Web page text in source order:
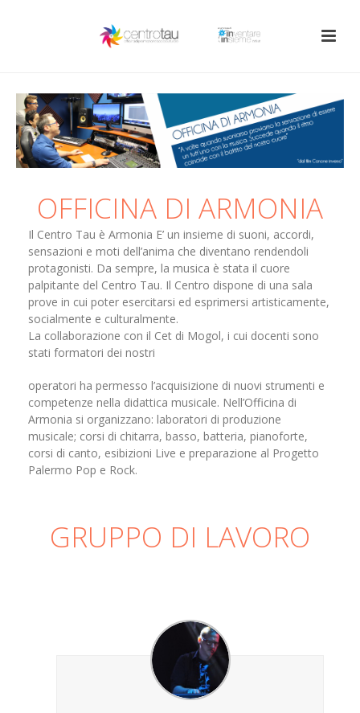
OFFICINA DI ARMONIA
Il Centro Tau è Armonia E’ un insieme di suoni, accordi,
sensazioni e moti dell’anima che diventano rendendoli
protagonisti. Da sempre, la musica è stata il cuore
palpitante del Centro Tau. Il Centro dispone di una sala
prove in cui poter esercitarsi ed esprimersi artisticamente,
socialmente e culturalmente.
La collaborazione con il Cet di Mogol, i cui docenti sono
stati formatori dei nostri
operatori ha permesso l’acquisizione di nuovi strumenti e
competenze nella didattica musicale. Nell’Officina di
Armonia si organizzano: laboratori di produzione
musicale; corsi di chitarra, basso, batteria, pianoforte,
corsi di canto, esibizioni Live e preparazione al Progetto
Palermo Pop e Rock.
GRUPPO DI LAVORO